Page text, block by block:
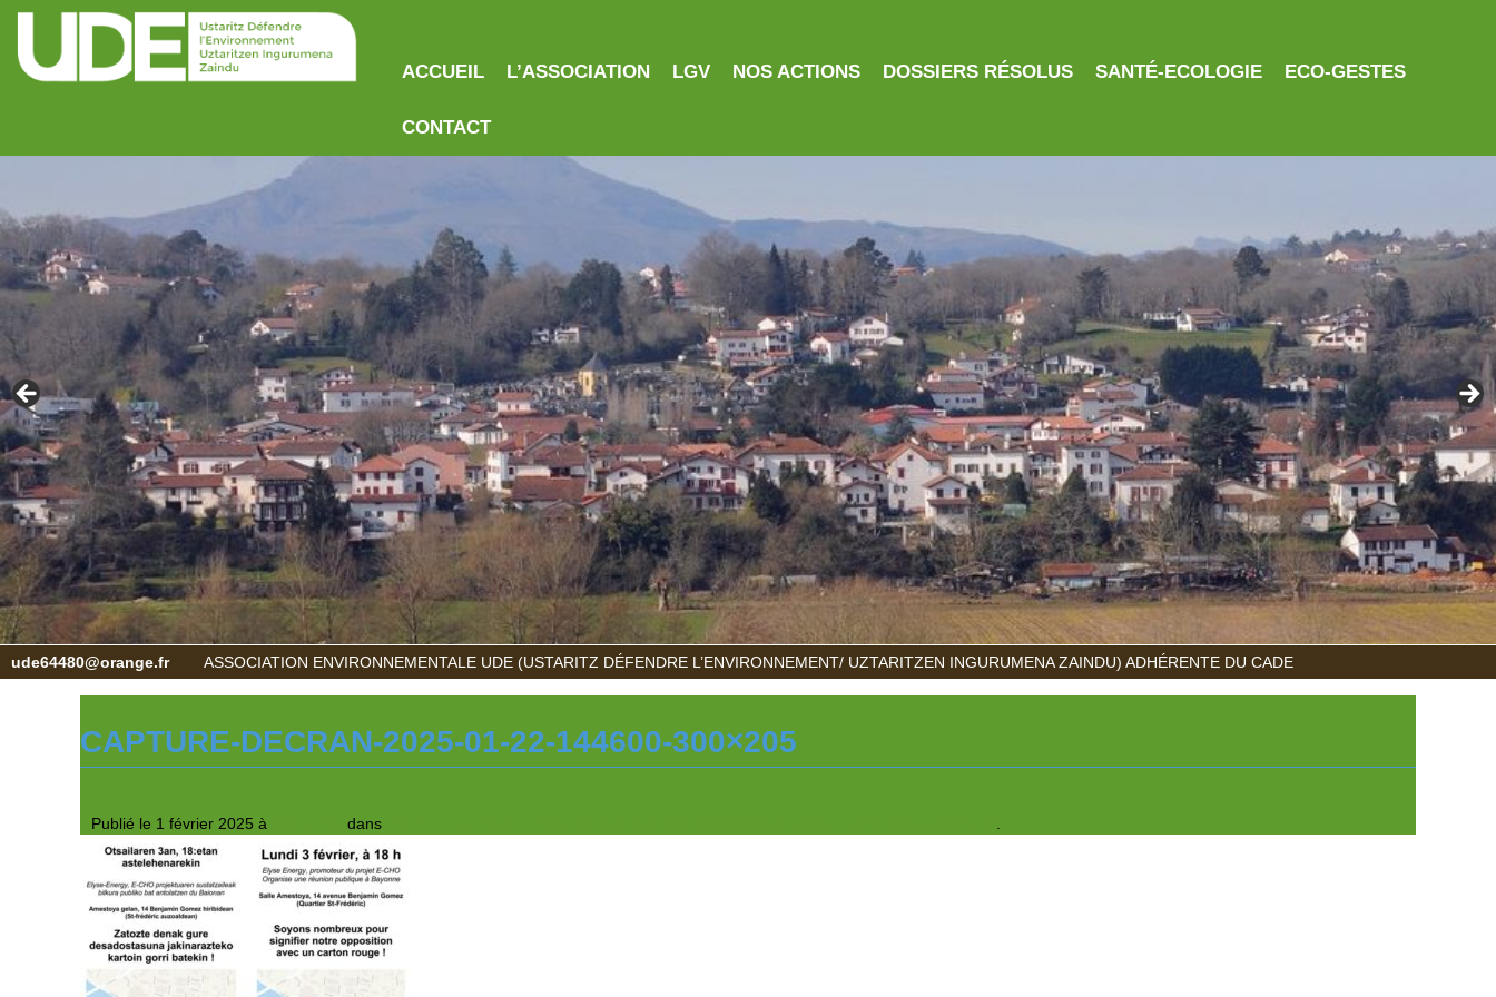
ACCUEIL L’ASSOCIATION LGV NOS ACTIONS DOSSIERS RÉSOLUS SANTÉ-ECOLOGIE ECO-GESTES
CONTACT
ASSOCIATION ENVIRONNEMENTALE UDE (USTARITZ DÉFENDRE L’ENVIRONNEMENT/ UZTARITZEN INGURUMENA ZAINDU) ADHÉRENTE DU CADE
ude64480@orange.fr
CAPTURE-DECRAN-2025-01-22-144600-300×205
Publié le 1 février 2025 à dans